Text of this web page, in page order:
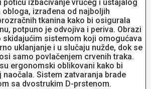
potiču izbacivanje vrućeg i ustajalog
obloga, izrađena od najboljih
tkanina kako bi osigurala
potpuno je odvojiva i periva. Obrazi
skidajućim sistemom koji omogućava
uklanjanje i u slučaju nužde, dok se
samo povlačenjem crvenih traka.
ergonomski oblikovani kako bi
Sistem zatvaranja brade
sa dvostrukim D-prstenom.